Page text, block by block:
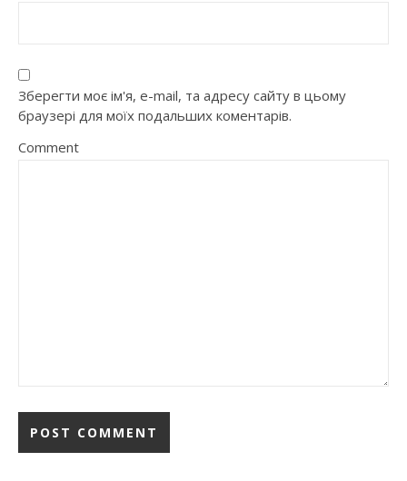
Зберегти моє ім'я, e-mail, та адресу сайту в цьому
браузері для моїх подальших коментарів.
Comment